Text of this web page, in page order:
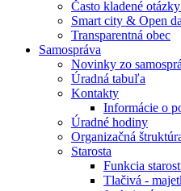
Často kladené
Smart city & Open
Transparentná obec
Samospráva
Novinky zo
Úradná tabuľa
Kontakty
Informácie o
Úradné hodiny
Organizačná
Starosta
Funkcia
Tlačivá -